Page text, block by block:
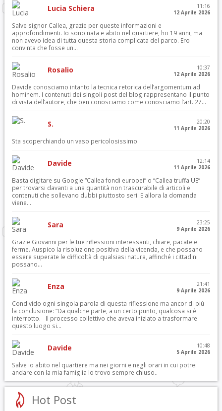
Lucia Schiera
11:16
12 Aprile 2026
Salve signor Callea, grazie per queste informazioni e
approfondimenti. Io sono nata e abito nel quartiere, ho 19 anni, ma
non avevo idea di tutta questa storia complicata del parco. Ero
convinta che fosse un...
Rosalio
10:37
12 Aprile 2026
Davide conosciamo intanto la tecnica retorica dell’argomentum ad
hominem. I contenuti dei singoli post del blog rappresentano il punto
di vista dell’autore, che ben conosciamo come conosciamo l’art. 27...
S.
20:20
11 Aprile 2026
Sta scoperchiando un vaso pericolosissimo.
Davide
12:14
11 Aprile 2026
Basta digitare su Google “Callea fondi europei” o “Callea truffa UE”
per trovarsi davanti a una quantità non trascurabile di articoli e
contenuti che sollevano dubbi piuttosto seri. E allora la domanda
viene...
Sara
23:25
9 Aprile 2026
Grazie Giovanni per le tue riflessioni interessanti, chiare, pacate e
ferme. Auspico la risoluzione positiva della vicenda, e che possano
essere superate le difficoltà di qualsiasi natura, affinché i cittadini
possano...
Enza
21:41
9 Aprile 2026
Condivido ogni singola parola di questa riflessione ma ancor di più
la conclusione: “Da qualche parte, a un certo punto, qualcosa si è
interrotto. Il processo collettivo che aveva iniziato a trasformare
questo luogo si...
Davide
10:48
5 Aprile 2026
Salve io abito nel quartiere ma nei giorni e negli orari in cui potrei
andare con la mia famiglia lo trovo sempre chiuso..
Hot Post